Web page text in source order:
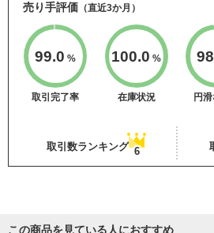
売り手評価 （直近3か月）
99.0 %
取引完了率
100.0 %
在庫状況 円滑
取引数ランキング 6
この商品を見ている人におすすめ